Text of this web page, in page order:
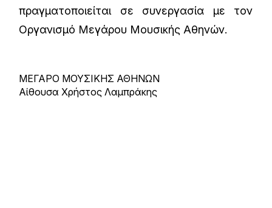
πραγματοποιείται σε συνεργασία με τον
Οργανισμό Μεγάρου Μουσικής Αθηνών.
ΜΕΓΑΡΟ ΜΟΥΣΙΚΗΣ ΑΘΗΝΩΝ
Αίθουσα Χρήστος Λαμπράκης